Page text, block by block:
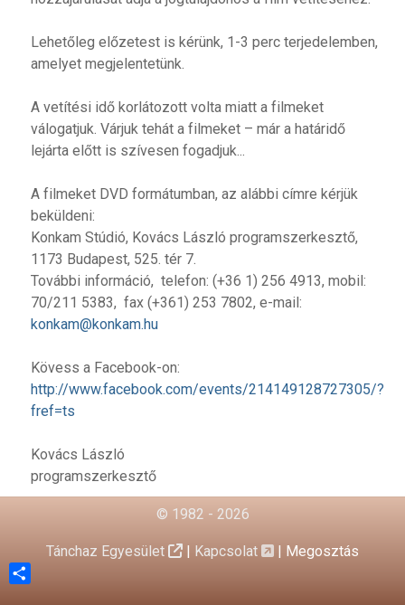
Lehetőleg előzetest is kérünk, 1-3 perc terjedelemben,
amelyet megjelentetünk.
A vetítési idő korlátozott volta miatt a filmeket
válogatjuk. Várjuk tehát a filmeket – már a határidő
lejárta előtt is szívesen fogadjuk...
A filmeket DVD formátumban, az alábbi címre kérjük
beküldeni:
Konkam Stúdió, Kovács László programszerkesztő,
1173 Budapest, 525. tér 7.
További információ, telefon: (+36 1) 256 4913, mobil:
70/211 5383, fax (+361) 253 7802, e-mail:
konkam@konkam.hu
Kövess a Facebook-on:
http://www.facebook.com/events/214149128727305/?
fref=ts
Kovács László
programszerkesztő
© 1982 - 2026
Tánchaz Egyesület | Kapcsolat | Megosztás